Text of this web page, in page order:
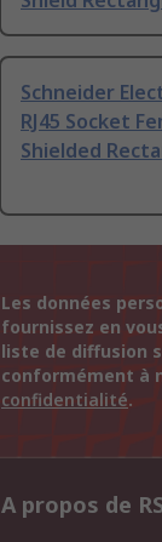
Schneider
RJ45 Socket
Shielded
Les données
fournissez en
liste de diffusion
conformément à
confidentialité.
A propos de